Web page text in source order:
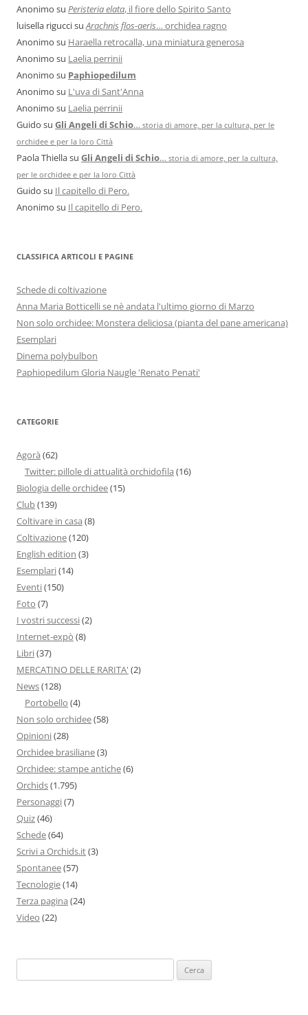
Anonimo su Peristeria elata, il fiore dello Spirito Santo
luisella riguccisu Arachnis flos-aeris… orchidea ragno
Anonimo su Haraella retrocalla, una miniatura generosa
Anonimo su Laelia perrinii
Anonimo su Paphiopedilum
Anonimo su L'uva di Sant'Anna
Anonimo su Laelia perrinii
Guido su Gli Angeli di Schio… storia di amore, per la cultura, per le
orchidee e per la loro Città
Paola Thiellasu Gli Angeli di Schio… storia di amore, per la cultura,
per le orchidee e per la loro Città
Guido su Il capitello di Pero.
Anonimo su Il capitello di Pero.
CLASSIFICA ARTICOLI E PAGINE
Schede di coltivazione
Anna Maria Botticelli se nè andata l'ultimo giorno di Marzo
Non solo orchidee: Monstera deliciosa (pianta del pane americana)
Esemplari
Dinema polybulbon
Paphiopedilum Gloria Naugle 'Renato Penati'
CATEGORIE
Agorà (62)
Twitter: pillole di attualità orchidofila (16)
Biologia delle orchidee(15)
Club(139)
Coltivare in casa (8)
Coltivazione(120)
English edition (3)
Esemplari(14)
Eventi(150)
Foto (7)
I vostri successi(2)
Internet-expò (8)
Libri(37)
MERCATINO DELLE RARITA' (2)
News(128)
Portobello (4)
Non solo orchidee(58)
Opinioni(28)
Orchidee brasiliane(3)
Orchidee: stampe antiche(6)
Orchids(1.795)
Personaggi(7)
Quiz(46)
Schede(64)
Scrivi a Orchids.it(3)
Spontanee(57)
Tecnologie(14)
Terza pagina (24)
Video (22)
per: